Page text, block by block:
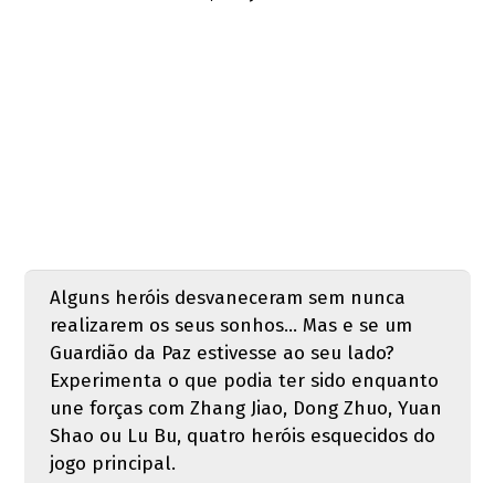
Alguns heróis desvaneceram sem nunca
realizarem os seus sonhos... Mas e se um
Guardião da Paz estivesse ao seu lado?
Experimenta o que podia ter sido enquanto
une forças com Zhang Jiao, Dong Zhuo, Yuan
Shao ou Lu Bu, quatro heróis esquecidos do
jogo principal.